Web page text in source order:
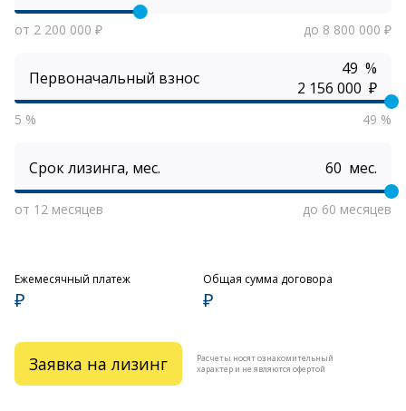
от 2 200 000 ₽ до 8 800 000 ₽
Первоначальный взнос
%
₽
5 % 49 %
Срок лизинга, мес. мес.
от 12 месяцев до 60 месяцев
Ежемесячный платеж
₽
Общая сумма договора
₽
Заявка на лизинг
Расчеты носят ознакомительный
характер и не являются офертой